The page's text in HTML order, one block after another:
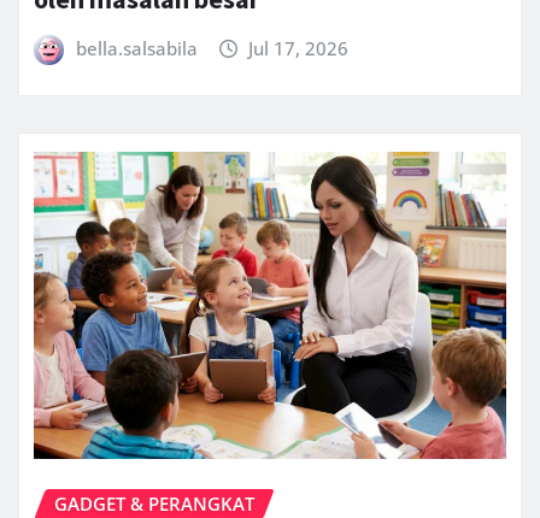
bella.salsabila Jul 17, 2026
GADGET & PERANGKAT